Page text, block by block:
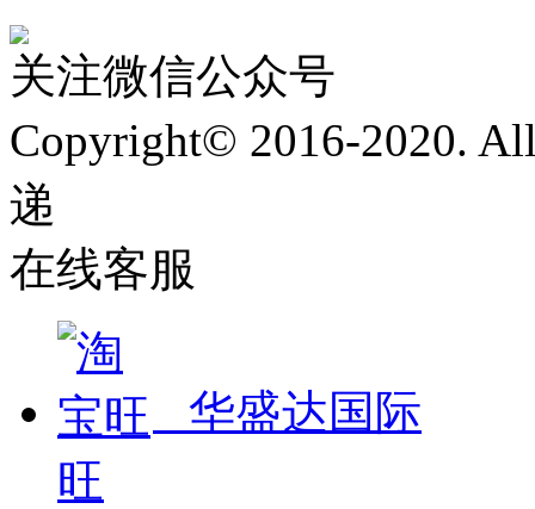
关注微信公众号
Copyright© 2016-2020.
递
在线客服
华盛达国际